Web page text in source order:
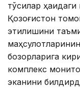
тўсиқлар
Қозоғистон
этилишини
бозорларига
комплекс
эканини